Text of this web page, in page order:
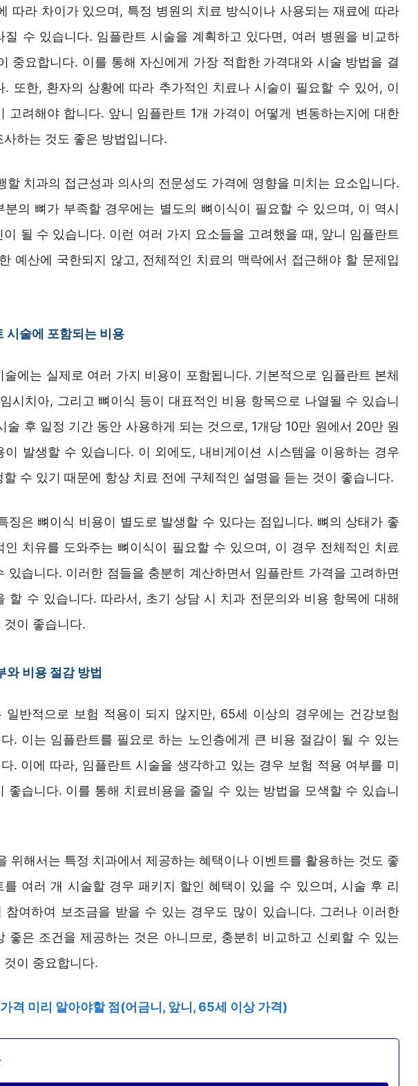
따라 차이가 있으며, 특정 병원의 치료 방식이나 사용되는 재료에 따라
질 수 있습니다. 임플란트 시술을 계획하고 있다면, 여러 병원을 비교하
중요합니다. 이를 통해 자신에게 가장 적합한 가격대와 시술 방법을 결
. 또한, 환자의 상황에 따라 추가적인 치료나 시술이 필요할 수 있어, 이
고려해야 합니다. 앞니 임플란트 1개 가격이 어떻게 변동하는지에 대한
하는 것도 좋은 방법입니다.
할 치과의 접근성과 의사의 전문성도 가격에 영향을 미치는 요소입니다.
분의 뼈가 부족할 경우에는 별도의 뼈이식이 필요할 수 있으며, 이 역시
될 수 있습니다. 이런 여러 가지 요소들을 고려했을 때, 앞니 임플란트
예산에 국한되지 않고, 전체적인 치료의 맥락에서 접근해야 할 문제입
시술에 포함되는 비용
에는 실제로 여러 가지 비용이 포함됩니다. 기본적으로 임플란트 본체
시치아, 그리고 뼈이식 등이 대표적인 비용 항목으로 나열될 수 있습니
술 후 일정 기간 동안 사용하게 되는 것으로, 1개당 10만 원에서 20만 원
이 발생할 수 있습니다. 이 외에도, 내비게이션 시스템을 이용하는 경우
수 있기 때문에 항상 치료 전에 구체적인 설명을 듣는 것이 좋습니다.
징은 뼈이식 비용이 별도로 발생할 수 있다는 점입니다. 뼈의 상태가 좋
인 치유를 도와주는 뼈이식이 필요할 수 있으며, 이 경우 전체적인 치료
있습니다. 이러한 점들을 충분히 계산하면서 임플란트 가격을 고려하면
할 수 있습니다. 따라서, 초기 상담 시 치과 전문의와 비용 항목에 대해
이 좋습니다.
와 비용 절감 방법
일반적으로 보험 적용이 되지 않지만, 65세 이상의 경우에는 건강보험
. 이는 임플란트를 필요로 하는 노인층에게 큰 비용 절감이 될 수 있는
. 이에 따라, 임플란트 시술을 생각하고 있는 경우 보험 적용 여부를 미
좋습니다. 이를 통해 치료비용을 줄일 수 있는 방법을 모색할 수 있습니
위해서는 특정 치과에서 제공하는 혜택이나 이벤트를 활용하는 것도 좋
를 여러 개 시술할 경우 패키지 할인 혜택이 있을 수 있으며, 시술 후 리
참여하여 보조금을 받을 수 있는 경우도 많이 있습니다. 그러나 이러한
좋은 조건을 제공하는 것은 아니므로, 충분히 비교하고 신뢰할 수 있는
이 중요합니다.
격 미리 알아야할 점(어금니, 앞니, 65세 이상 가격)